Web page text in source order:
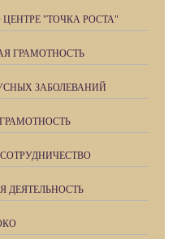
"ТОЧКА РОСТА"
ГРАМОТНОСТЬ
ЗАБОЛЕВАНИЙ
ДЕЯТЕЛЬНОСТЬ